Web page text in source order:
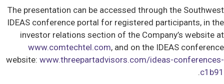
The presentation can be accessed through the Southwest
IDEAS conference portal for registered participants, in the
investor relations section of the Company’s website at
www.comtechtel.com, and on the IDEAS conference
website: www.threepartadvisors.com/ideas-conferences-
c1b91
.